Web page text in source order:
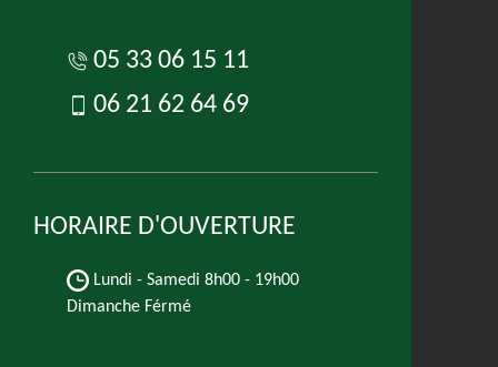
05 33 06 15 11
06 21 62 64 69
HORAIRE D'OUVERTURE
Lundi - Samedi 8h00 - 19h00
Dimanche Férmé